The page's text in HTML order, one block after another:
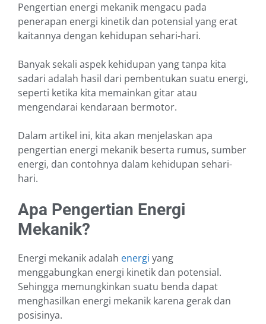
Pengertian energi mekanik mengacu pada
penerapan energi kinetik dan potensial yang erat
kaitannya dengan kehidupan sehari-hari.
Banyak sekali aspek kehidupan yang tanpa kita
sadari adalah hasil dari pembentukan suatu energi,
seperti ketika kita memainkan gitar atau
mengendarai kendaraan bermotor.
Dalam artikel ini, kita akan menjelaskan apa
pengertian energi mekanik beserta rumus, sumber
energi, dan contohnya dalam kehidupan sehari-
hari.
Apa Pengertian Energi
Mekanik?
Energi mekanik adalah energi yang
menggabungkan energi kinetik dan potensial.
Sehingga memungkinkan suatu benda dapat
menghasilkan energi mekanik karena gerak dan
posisinya.